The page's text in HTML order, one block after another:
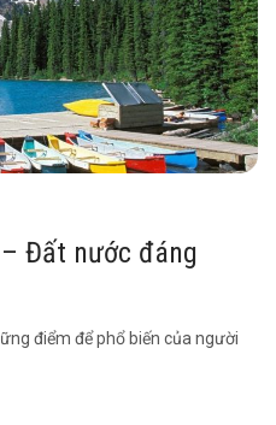
Đất nước đáng
điểm để phổ biến của người